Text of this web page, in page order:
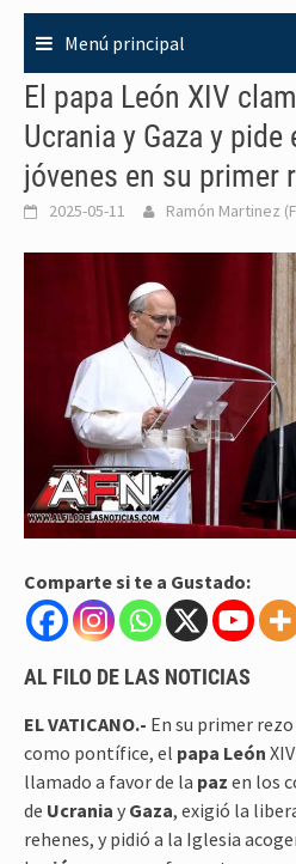
Menú principal
El papa León XIV
Ucrania y Gaza y
jóvenes en su primer
2025-05-11 Ramón Martinez
Comparte si te a Gustado:
AL FILO DE LAS NOTICIAS
EL VATICANO.- En su primer
como pontífice, el papa León
llamado a favor de la paz en los
de Ucrania y Gaza, exigió la
rehenes, y pidió a la Iglesia